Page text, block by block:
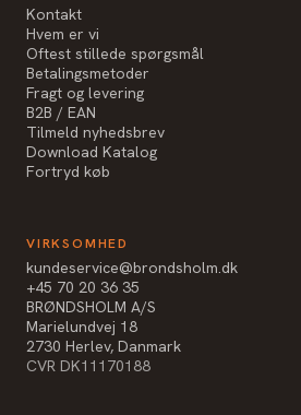
Kontakt
Hvem er vi
Oftest stillede spørgsmål
Betalingsmetoder
Fragt og levering
B2B / EAN
Tilmeld nyhedsbrev
Download Katalog
Fortryd køb
VIRKSOMHED
kundeservice@brondsholm.dk
+45 70 20 36 35
BRØNDSHOLM A/S
Marielundvej 18
2730 Herlev, Danmark
CVR DK11170188